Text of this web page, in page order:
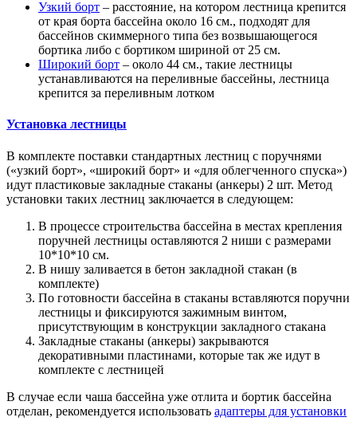
Узкий борт – расстояние, на котором лестница крепится
от края борта бассейна около 16 см., подходят для
бассейнов скиммерного типа без возвышающегося
бортика либо с бортиком шириной от 25 см.
Широкий борт – около 44 см., такие лестницы
устанавливаются на переливные бассейны, лестница
крепится за переливным лотком
Установка лестницы
В комплекте поставки стандартных лестниц с поручнями
(«узкий борт», «широкий борт» и «для облегченного спуска»)
идут пластиковые закладные стаканы (анкеры) 2 шт. Метод
установки таких лестниц заключается в следующем:
В процессе строительства бассейна в местах крепления
поручней лестницы оставляются 2 ниши с размерами
10*10*10 см.
В нишу заливается в бетон закладной стакан (в
комплекте)
По готовности бассейна в стаканы вставляются поручни
лестницы и фиксируются зажимным винтом,
присутствующим в конструкции закладного стакана
Закладные стаканы (анкеры) закрываются
декоративными пластинами, которые так же идут в
комплекте с лестницей
В случае если чаша бассейна уже отлита и бортик бассейна
отделан, рекомендуется использовать адаптеры для установки